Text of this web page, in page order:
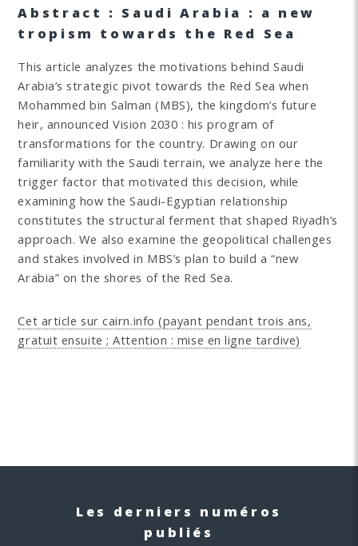
Abstract : Saudi Arabia : a new
tropism towards the Red Sea
This article analyzes the motivations behind Saudi
Arabia’s strategic pivot towards the Red Sea when
Mohammed bin Salman (MBS), the kingdom’s future
heir, announced Vision 2030 : his program of
transformations for the country. Drawing on our
familiarity with the Saudi terrain, we analyze here the
trigger factor that motivated this decision, while
examining how the Saudi-Egyptian relationship
constitutes the structural ferment that shaped Riyadh’s
approach. We also examine the geopolitical challenges
and stakes involved in MBS’s plan to build a “new
Arabia” on the shores of the Red Sea.
Cet article sur cairn.info (payant pendant trois ans,
gratuit ensuite ; Attention : mise en ligne tardive)
Les derniers numéros
publiés